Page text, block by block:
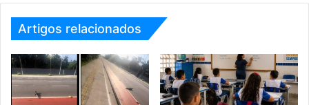
Artigos relacionados